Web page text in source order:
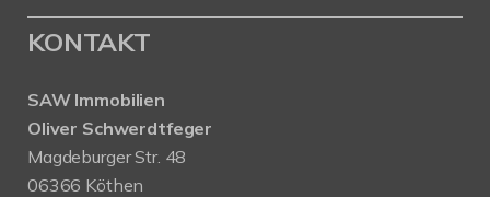
KONTAKT
SAW Immobilien
Oliver Schwerdtfeger
Magdeburger Str. 48
06366 Köthen